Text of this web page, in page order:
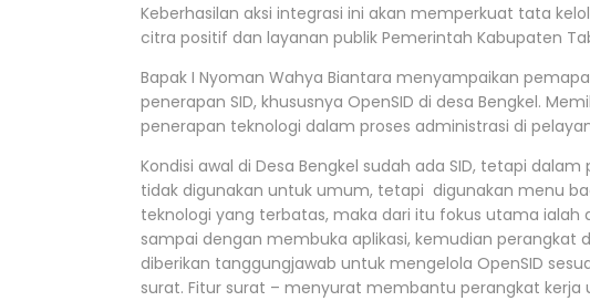
Keberhasilan aksi integrasi ini akan memperkuat tata
citra positif dan layanan publik Pemerintah Kabupaten
Bapak I Nyoman Wahya Biantara menyampaikan
penerapan SID, khususnya OpenSID di desa Bengkel.
penerapan teknologi dalam proses administrasi di
Kondisi awal di Desa Bengkel sudah ada SID, tetapi
tidak digunakan untuk umum, tetapi digunakan menu
teknologi yang terbatas, maka dari itu fokus utama
sampai dengan membuka aplikasi, kemudian
diberikan tanggungjawab untuk mengelola OpenSID
surat. Fitur surat – menyurat membantu perangkat